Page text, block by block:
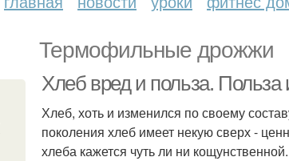
Термофильные дрожжи
Хлеб вред и польза. Польза
Хлеб, хоть и изменился по своему
поколения хлеб имеет некую сверх -
хлеба кажется чуть ли ни кощунственной.